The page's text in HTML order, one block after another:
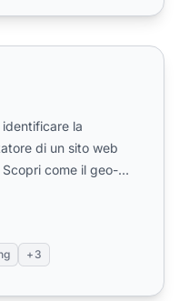
la
di un sito web
come il geo-
+3